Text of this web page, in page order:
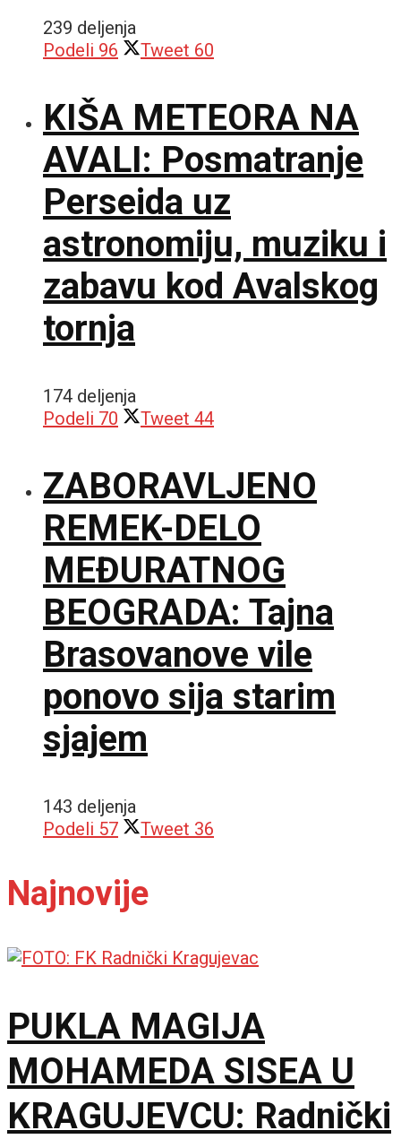
239 deljenja
Podeli 96 Tweet 60
KIŠA METEORA NA
AVALI: Posmatranje
Perseida uz
astronomiju, muziku i
zabavu kod Avalskog
tornja
174 deljenja
Podeli 70 Tweet 44
ZABORAVLJENO
REMEK-DELO
MEĐURATNOG
BEOGRADA: Tajna
Brasovanove vile
ponovo sija starim
sjajem
143 deljenja
Podeli 57 Tweet 36
Najnovije
PUKLA MAGIJA
MOHAMEDA SISEA U
KRAGUJEVCU: Radnički